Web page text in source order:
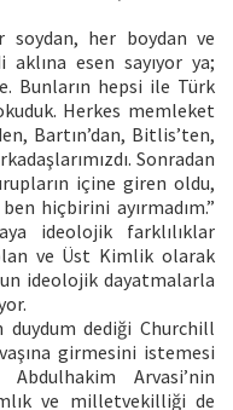
soydan, her boydan ve
esen sayıyor ya;
Bunların hepsi ile Türk
Herkes memleket
Bartın’dan, Bitlis’ten,
Sonradan
içine giren oldu,
hiçbirini ayırmadım.”
ideolojik farklılıklar
ve Üst Kimlik olarak
ideolojik dayatmalarla
duydum dediği Churchill
girmesini istemesi
Arvasi’nin
ve milletvekilliği de